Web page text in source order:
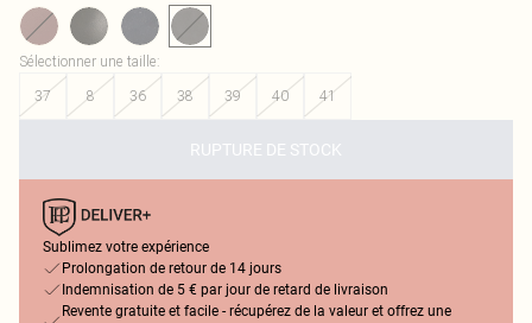
Sélectionner une taille:
37
8 36 38 39 40 41
RUPTURE DE STOCK
Sublimez votre expérience
Prolongation de retour de 14 jours
Indemnisation de 5 € par jour de retard de livraison
Revente gratuite et facile - récupérez de la valeur et offrez une